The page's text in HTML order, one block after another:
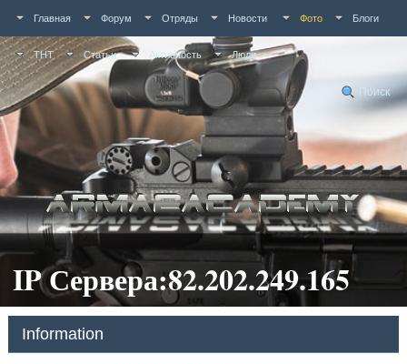
Главная Форум Отряды Новости Фото Блоги
ТНТ Статьи Активность Люди
Поиск
IP Сервера:82.202.249.165
Information